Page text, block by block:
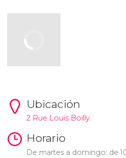
Ubicación
2 Rue Louis Boilly.
Horario
De martes a domingo: de